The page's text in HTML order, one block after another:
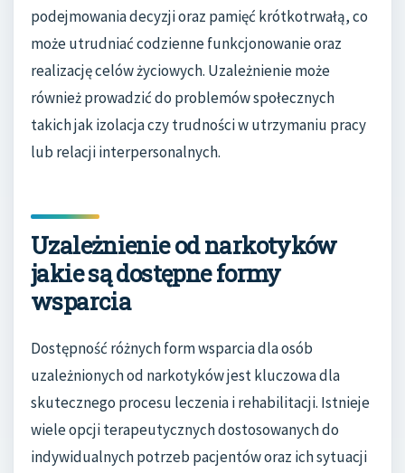
podejmowania decyzji oraz pamięć krótkotrwałą, co
może utrudniać codzienne funkcjonowanie oraz
realizację celów życiowych. Uzależnienie może
również prowadzić do problemów społecznych
takich jak izolacja czy trudności w utrzymaniu pracy
lub relacji interpersonalnych.
Uzależnienie od narkotyków
jakie są dostępne formy
wsparcia
Dostępność różnych form wsparcia dla osób
uzależnionych od narkotyków jest kluczowa dla
skutecznego procesu leczenia i rehabilitacji. Istnieje
wiele opcji terapeutycznych dostosowanych do
indywidualnych potrzeb pacjentów oraz ich sytuacji